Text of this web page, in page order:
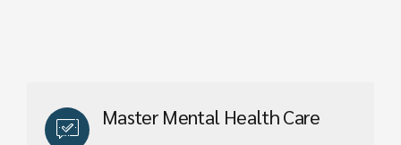
Master Mental Health Care